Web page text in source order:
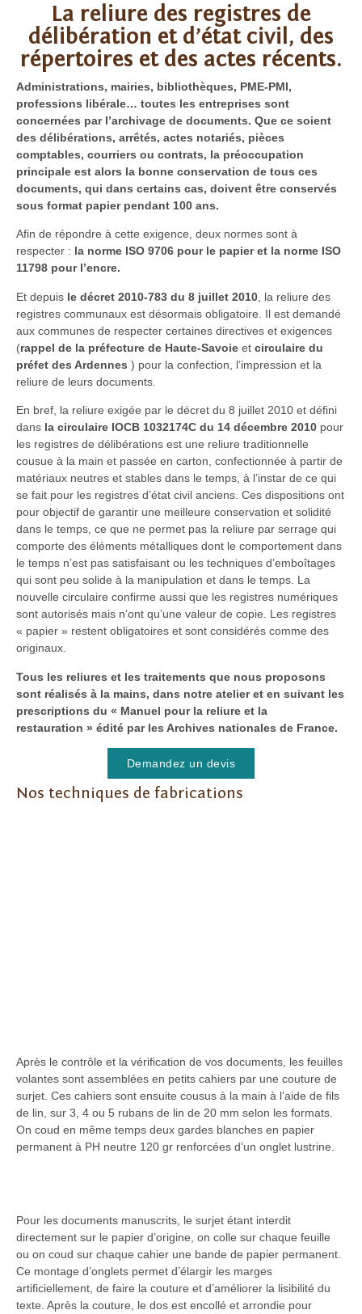
La reliure des registres de
délibération et d’état civil, des
répertoires et des actes récents.
Administrations, mairies, bibliothèques, PME-PMI,
professions libérale… toutes les entreprises sont
concernées par l’archivage de documents. Que ce soient
des délibérations, arrêtés, actes notariés, pièces
comptables, courriers ou contrats, la préoccupation
principale est alors la bonne conservation de tous ces
documents, qui dans certains cas, doivent être conservés
sous format papier pendant 100 ans.
Afin de répondre à cette exigence, deux normes sont à
respecter : la norme ISO 9706 pour le papier et la norme ISO
11798 pour l’encre.
Et depuis le décret 2010-783 du 8 juillet 2010 , la reliure des
registres communaux est désormais obligatoire. Il est demandé
aux communes de respecter certaines directives et exigences
(rappel de la préfecture de Haute-Savoie et circulaire du
préfet des Ardennes ) pour la confection, l’impression et la
reliure de leurs documents.
En bref, la reliure exigée par le décret du 8 juillet 2010 et défini
dans la circulaire IOCB 1032174C du 14 décembre 2010 pour
les registres de délibérations est une reliure traditionnelle
cousue à la main et passée en carton, confectionnée à partir de
matériaux neutres et stables dans le temps, à l’instar de ce qui
se fait pour les registres d’état civil anciens. Ces dispositions ont
pour objectif de garantir une meilleure conservation et solidité
dans le temps, ce que ne permet pas la reliure par serrage qui
comporte des éléments métalliques dont le comportement dans
le temps n’est pas satisfaisant ou les techniques d’emboîtages
qui sont peu solide à la manipulation et dans le temps. La
nouvelle circulaire confirme aussi que les registres numériques
sont autorisés mais n’ont qu’une valeur de copie. Les registres
« papier » restent obligatoires et sont considérés comme des
originaux.
Tous les reliures et les traitements que nous proposons
sont réalisés à la mains, dans notre atelier et en suivant les
prescriptions du « Manuel pour la reliure et la
restauration » édité par les Archives nationales de France.
Demandez un devis
Nos techniques de fabrications
Après le contrôle et la vérification de vos documents, les feuilles
volantes sont assemblées en petits cahiers par une couture de
surjet. Ces cahiers sont ensuite cousus à la main à l’aide de fils
de lin, sur 3, 4 ou 5 rubans de lin de 20 mm selon les formats.
On coud en même temps deux gardes blanches en papier
permanent à PH neutre 120 gr renforcées d’un onglet lustrine.
Pour les documents manuscrits, le surjet étant interdit
directement sur le papier d’origine, on colle sur chaque feuille
ou on coud sur chaque cahier une bande de papier permanent.
Ce montage d’onglets permet d’élargir les marges
artificiellement, de faire la couture et d’améliorer la lisibilité du
texte. Après la couture, le dos est encollé et arrondie pour